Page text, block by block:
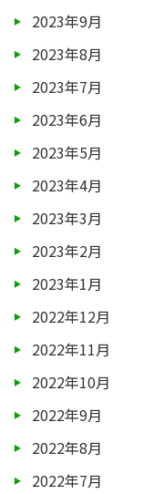
2023年9月
2023年8月
2023年7月
2023年6月
2023年5月
2023年4月
2023年3月
2023年2月
2023年1月
2022年12月
2022年11月
2022年10月
2022年9月
2022年8月
2022年7月